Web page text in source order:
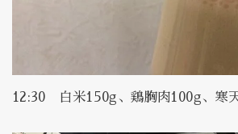
12:30 白米150g、鶏胸肉100g、寒